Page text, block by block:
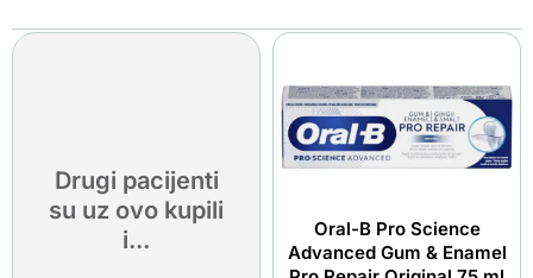
Drugi pacijenti
su uz ovo kupili
i...
Oral-B Pro Science
Advanced Gum & Enamel